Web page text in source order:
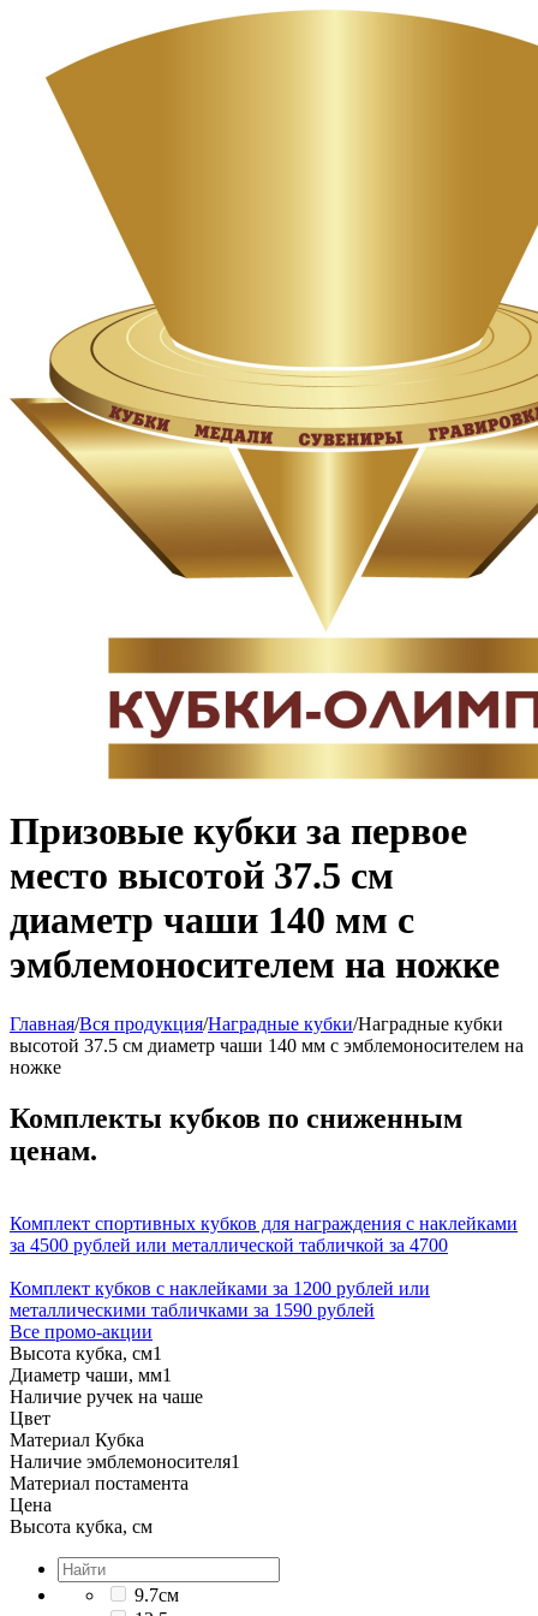
Призовые кубки за первое
место высотой 37.5 см
диаметр чаши 140 мм с
эмблемоносителем на ножке
Главная/Вся продукция/Наградные кубки/Наградные кубки
высотой 37.5 см диаметр чаши 140 мм с эмблемоносителем на
ножке
Комплекты кубков по сниженным
ценам.
Комплект спортивных кубков для награждения с наклейками
за 4500 рублей или металлической табличкой за 4700
Комплект кубков с наклейками за 1200 рублей или
металлическими табличками за 1590 рублей
Все промо-акции
Высота кубка, см1
Диаметр чаши, мм1
Наличие ручек на чаше
Цвет
Материал Кубка
Наличие эмблемоносителя1
Материал постамента
Цена
Высота кубка, см
9.7см